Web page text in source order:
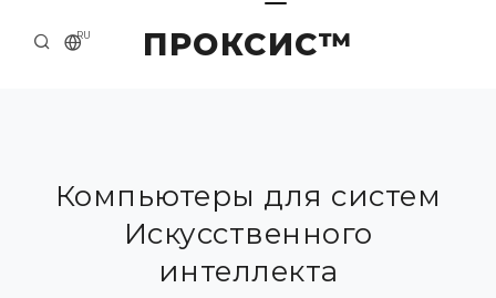
ПРОКСИС™
RU
О КОМПАНИИ
ПРИМЕРЫ И РЕШЕНИЯ
КАТАЛОГ ПРОДУКЦИИ
Компьютеры для систем
Искусственного
интеллекта